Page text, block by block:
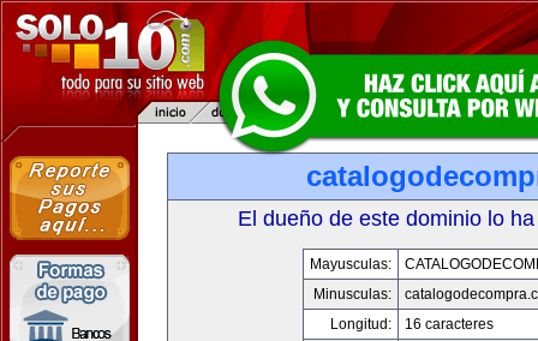
El dueño de este dominio lo
Mayusculas:
Minusculas:
Longitud:
16 caracteres